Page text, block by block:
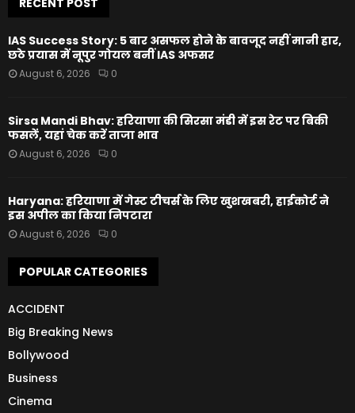
RECENT POST
IAS Success Story: 5 बार असफल होने के बावजूद नहीं मानी हार,
छठे प्रयास में नूपुर गोयल बनीं IAS अफसर
August 6, 2026 0
Sirsa Mandi Bhav: हरियाणा की सिरसा मंडी में इस रेट पर बिकी
फसलें, यहां चेक करें ताजा भाव
August 6, 2026 0
Haryana: हरियाणा में गेस्ट टीचर्स के लिए खुशखबरी, हाईकोर्ट ने
इस अपील का किया निपटारा
August 6, 2026 0
POPULAR CATEGORIES
ACCIDENT
Big Breaking News
Bollywood
Business
Cinema